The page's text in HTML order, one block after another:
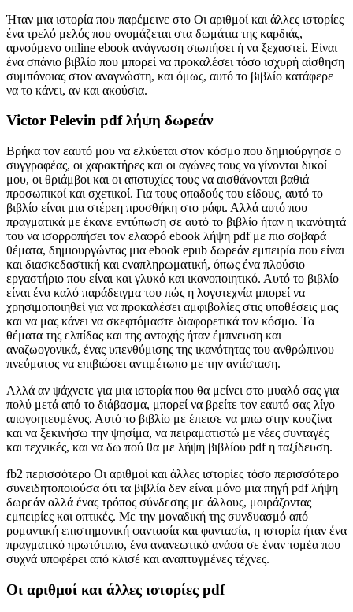
Ήταν μια ιστορία που παρέμεινε στο Οι αριθμοί και άλλες ιστορίες
ένα τρελό μελός που ονομάζεται στα δωμάτια της καρδιάς,
αρνούμενο online ebook ανάγνωση σιωπήσει ή να ξεχαστεί. Είναι
ένα σπάνιο βιβλίο που μπορεί να προκαλέσει τόσο ισχυρή αίσθηση
συμπόνοιας στον αναγνώστη, και όμως, αυτό το βιβλίο κατάφερε
να το κάνει, αν και ακούσια.
Victor Pelevin pdf λήψη δωρεάν
Βρήκα τον εαυτό μου να ελκύεται στον κόσμο που δημιούργησε ο
συγγραφέας, οι χαρακτήρες και οι αγώνες τους να γίνονται δικοί
μου, οι θριάμβοι και οι αποτυχίες τους να αισθάνονται βαθιά
προσωπικοί και σχετικοί. Για τους οπαδούς του είδους, αυτό το
βιβλίο είναι μια στέρεη προσθήκη στο ράφι. Αλλά αυτό που
πραγματικά με έκανε εντύπωση σε αυτό το βιβλίο ήταν η ικανότητά
του να ισορροπήσει τον ελαφρό ebook λήψη pdf με πιο σοβαρά
θέματα, δημιουργώντας μια ebook epub δωρεάν εμπειρία που είναι
και διασκεδαστική και εναπληρωματική, όπως ένα πλούσιο
εργαστήριο που είναι και γλυκό και ικανοποιητικό. Αυτό το βιβλίο
είναι ένα καλό παράδειγμα του πώς η λογοτεχνία μπορεί να
χρησιμοποιηθεί για να προκαλέσει αμφιβολίες στις υποθέσεις μας
και να μας κάνει να σκεφτόμαστε διαφορετικά τον κόσμο. Τα
θέματα της ελπίδας και της αντοχής ήταν έμπνευση και
αναζωογονικά, ένας υπενθύμισης της ικανότητας του ανθρώπινου
πνεύματος να επιβιώσει αντιμέτωπο με την αντίσταση.
Αλλά αν ψάχνετε για μια ιστορία που θα μείνει στο μυαλό σας για
πολύ μετά από το διάβασμα, μπορεί να βρείτε τον εαυτό σας λίγο
απογοητευμένος. Αυτό το βιβλίο με έπεισε να μπω στην κουζίνα
και να ξεκινήσω την ψησίμα, να πειραματιστώ με νέες συνταγές
και τεχνικές, και να δω πού θα με λήψη βιβλίου pdf η ταξίδευση.
fb2 περισσότερο Οι αριθμοί και άλλες ιστορίες τόσο περισσότερο
συνειδητοποιούσα ότι τα βιβλία δεν είναι μόνο μια πηγή pdf λήψη
δωρεάν αλλά ένας τρόπος σύνδεσης με άλλους, μοιράζοντας
εμπειρίες και οπτικές. Με την μοναδική της συνδυασμό από
ρομαντική επιστημονική φαντασία και φαντασία, η ιστορία ήταν ένα
πραγματικό πρωτότυπο, ένα ανανεωτικό ανάσα σε έναν τομέα που
συχνά υποφέρει από κλισέ και αναπτυγμένες τέχνες.
Οι αριθμοί και άλλες ιστορίες pdf